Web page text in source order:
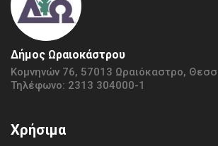
Δήμος Ωραιοκάστρου
Κομνηνών 76, 57013 Ωραιόκαστρο,
Τηλέφωνο: 2313 304000-1
Χρήσιμα